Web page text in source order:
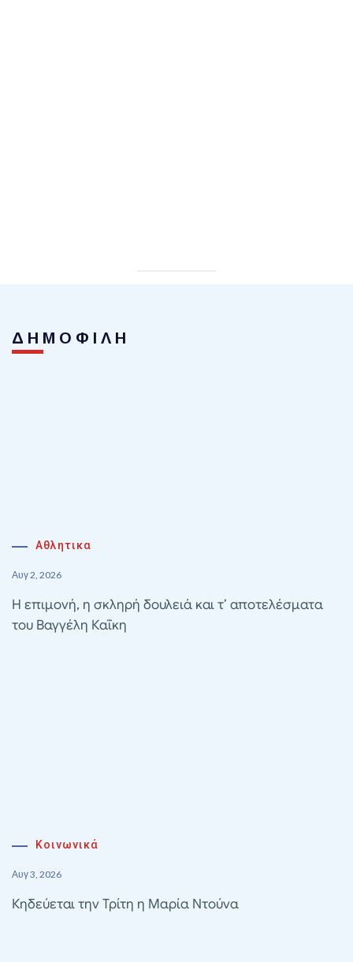
ΔΗΜΟΦΙΛΗ
Αθλητικα
Αυγ 2, 2026
Η επιμονή, η σκληρή δουλειά και τ’ αποτελέσματα
του Βαγγέλη Καΐκη
Κοινωνικά
Αυγ 3, 2026
Κηδεύεται την Τρίτη η Μαρία Ντούνα